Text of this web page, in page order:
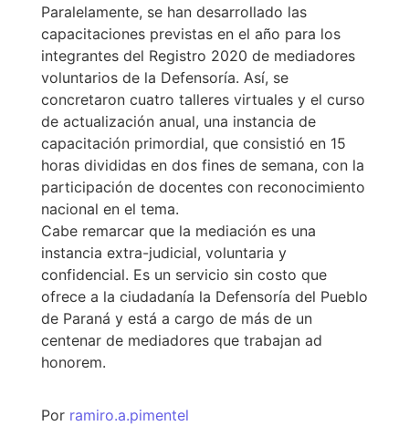
Paralelamente, se han desarrollado las
capacitaciones previstas en el año para los
integrantes del Registro 2020 de mediadores
voluntarios de la Defensoría. Así, se
concretaron cuatro talleres virtuales y el curso
de actualización anual, una instancia de
capacitación primordial, que consistió en 15
horas divididas en dos fines de semana, con la
participación de docentes con reconocimiento
nacional en el tema.
Cabe remarcar que la mediación es una
instancia extra-judicial, voluntaria y
confidencial. Es un servicio sin costo que
ofrece a la ciudadanía la Defensoría del Pueblo
de Paraná y está a cargo de más de un
centenar de mediadores que trabajan ad
honorem.
Por ramiro.a.pimentel